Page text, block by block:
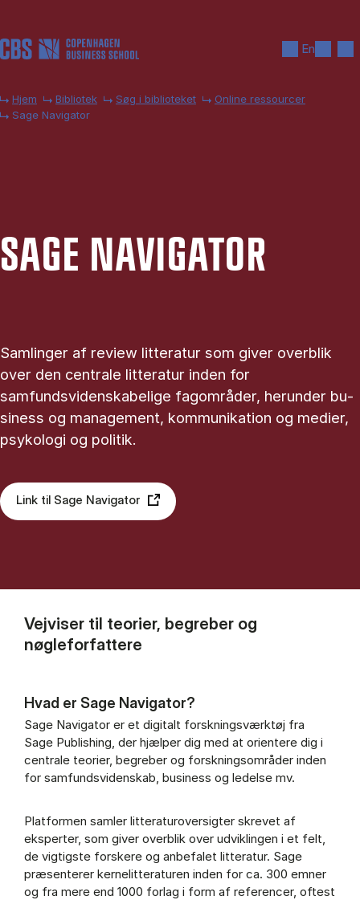
En
Hjem Bibliotek Søg i biblioteket
Online ressourcer
Sage Navigator
SAGE NAVI­GA­TOR
Sam­lin­ger af re­view lit­te­ra­tur som gi­ver over­blik
over den centrale litteratur inden for
samfundsvidenskabelige fagområder, her­un­der bu­
si­ness og ma­na­ge­ment, kom­mu­ni­ka­tion og me­di­er,
psy­ko­lo­gi og po­li­tik.
Link til Sage Navigator
Vejviser til teorier, begreber og
nøgleforfattere
Hvad er Sage Navigator?
Sage Navigator er et digitalt forskningsværktøj fra
Sage Publishing, der hjælper dig med at orientere dig i
centrale teorier, begreber og forskningsområder inden
for samfundsvidenskab, business og ledelse mv.
Platformen samler litteraturoversigter skrevet af
eksperter, som giver overblik over udviklingen i et felt,
de vigtigste forskere og anbefalet litteratur. Sage
præsenterer kernelitteraturen inden for ca. 300 emner
og fra mere end 1000 forlag i form af referencer, oftest